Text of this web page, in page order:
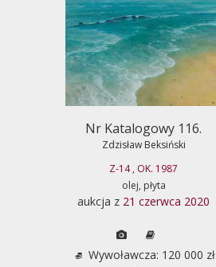
Nr Katalogowy 116.
Zdzisław Beksiński
Z-14 , OK. 1987
olej, płyta
aukcja z 21 czerwca 2020
Wywoławcza: 120 000 zł